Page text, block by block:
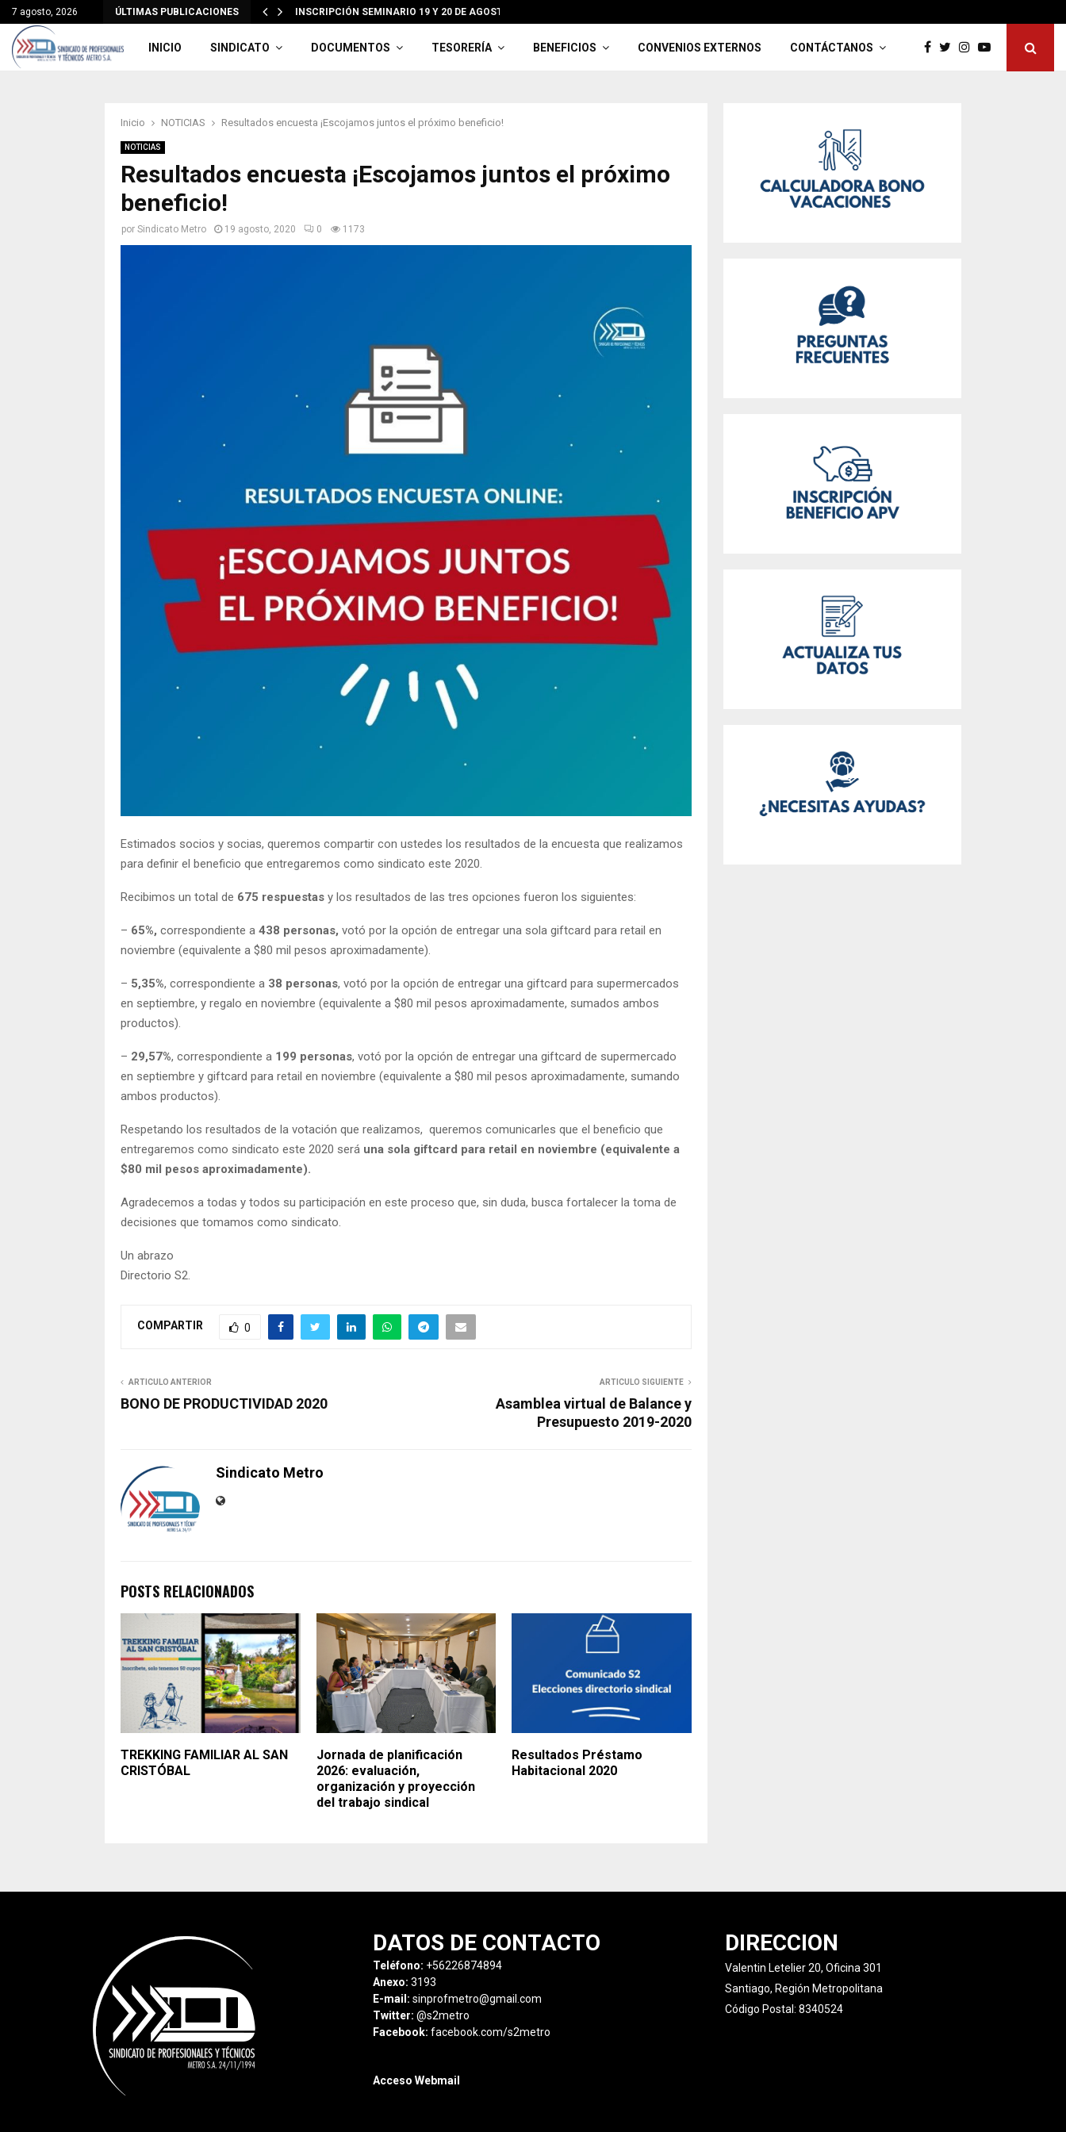
7 agosto, 2026 ÚLTIMAS PUBLICACIONES INSCRIPCIÓN SEMINARIO 19 Y 20 DE AGOSTO EN OLMUÉ
INICIO SINDICATO DOCUMENTOS TESORERÍA BENEFICIOS CONVENIOS EXTERNOS CONTÁCTANOS
Inicio NOTICIAS Resultados encuesta ¡Escojamos juntos el próximo beneficio!
NOTICIAS
Resultados encuesta ¡Escojamos juntos el próximo
beneficio!
por Sindicato Metro 19 agosto, 2020 0 1173
Estimados socios y socias, queremos compartir con ustedes los resultados de la encuesta que realizamos
para definir el beneficio que entregaremos como sindicato este 2020.
Recibimos un total de 675 respuestas y los resultados de las tres opciones fueron los siguientes:
– 65%, correspondiente a 438 personas, votó por la opción de entregar una sola giftcard para retail en
noviembre (equivalente a $80 mil pesos aproximadamente).
– 5,35%, correspondiente a 38 personas, votó por la opción de entregar una giftcard para supermercados
en septiembre, y regalo en noviembre (equivalente a $80 mil pesos aproximadamente, sumados ambos
productos).
– 29,57%, correspondiente a 199 personas, votó por la opción de entregar una giftcard de supermercado
en septiembre y giftcard para retail en noviembre (equivalente a $80 mil pesos aproximadamente, sumando
ambos productos).
Respetando los resultados de la votación que realizamos, queremos comunicarles que el beneficio que
entregaremos como sindicato este 2020 será una sola giftcard para retail en noviembre (equivalente a
$80 mil pesos aproximadamente).
Agradecemos a todas y todos su participación en este proceso que, sin duda, busca fortalecer la toma de
decisiones que tomamos como sindicato.
Un abrazo
Directorio S2.
COMPARTIR 0
ARTICULO ANTERIOR
BONO DE PRODUCTIVIDAD 2020
ARTICULO SIGUIENTE
Asamblea virtual de Balance y
Presupuesto 2019-2020
Sindicato Metro
POSTS RELACIONADOS
TREKKING FAMILIAR AL SAN
CRISTÓBAL
Jornada de planificación
2026: evaluación,
organización y proyección
del trabajo sindical
Resultados Préstamo
Habitacional 2020
DATOS DE CONTACTO
Teléfono: +56226874894
Anexo: 3193
E-mail: sinprofmetro@gmail.com
Twitter: @s2metro
Facebook: facebook.com/s2metro
Acceso Webmail
DIRECCION
Valentin Letelier 20, Oficina 301
Santiago, Región Metropolitana
Código Postal: 8340524